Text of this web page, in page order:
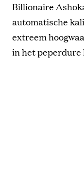
Billionaire
automatische
extreem
in het peperdure